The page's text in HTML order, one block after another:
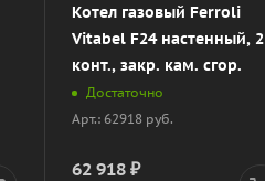
Котел газовый Ferroli
Vitabel F24 настенный, 2
конт., закр. кам. сгор.
Достаточно
Арт.: 62918 руб.
62 918 ₽